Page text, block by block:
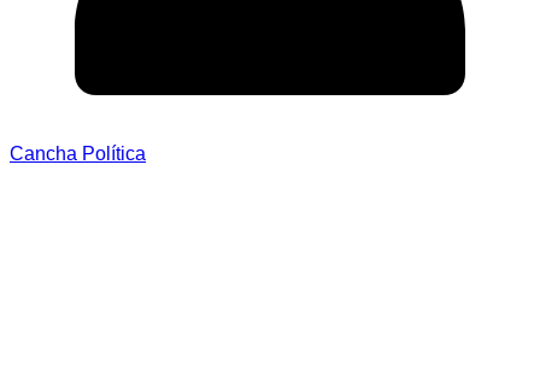
Cancha Política